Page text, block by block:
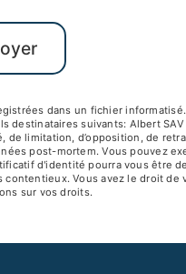
dans un fichier
suivants: Albert
de limitation, d’opposition, de
post-mortem. Vous pouvez
d'identité pourra vous être
Vous avez le droit
sur vos droits.